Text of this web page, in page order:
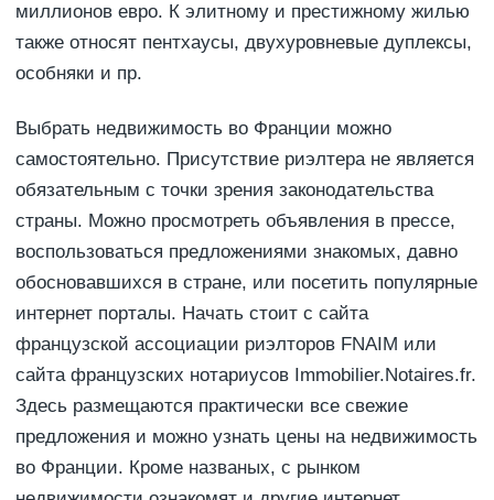
миллионов евро. К элитному и престижному жилью
также относят пентхаусы, двухуровневые дуплексы,
особняки и пр.
Выбрать недвижимость во Франции можно
самостоятельно. Присутствие риэлтера не является
обязательным с точки зрения законодательства
страны. Можно просмотреть объявления в прессе,
воспользоваться предложениями знакомых, давно
обосновавшихся в стране, или посетить популярные
интернет порталы. Начать стоит с сайта
французской ассоциации риэлторов FNAIM или
сайта французских нотариусов Immobilier.Notaires.fr.
Здесь размещаются практически все свежие
предложения и можно узнать цены на недвижимость
во Франции. Кроме названых, с рынком